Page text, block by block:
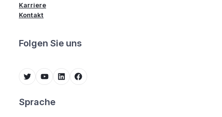
Karriere
Kontakt
Folgen Sie uns
Twitter YouTube LinkedIn Facebook
Sprache